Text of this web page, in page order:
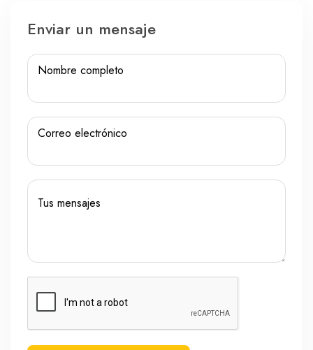
Guía de turismo Nosotros
Paquetes Planes
Enviar un mensaje
Nombre completo
Correo electrónico
Tus mensajes